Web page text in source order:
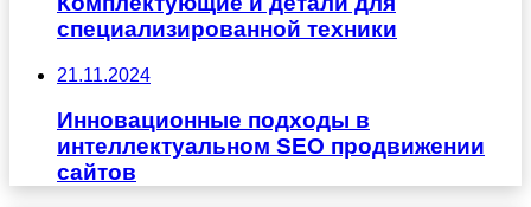
специализированной техники
21.11.2024
Инновационные подходы в
интеллектуальном SEO продвижении
сайтов